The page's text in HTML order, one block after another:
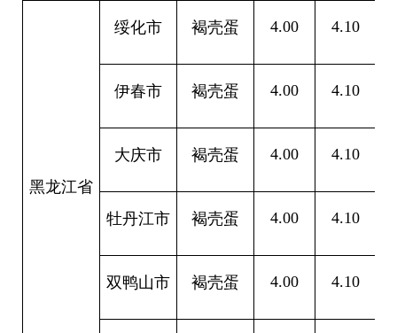
黑龙江省
绥化市 褐壳蛋 4.00 4.10
伊春市 褐壳蛋 4.00 4.10
大庆市 褐壳蛋 4.00 4.10
牡丹江市 褐壳蛋 4.00 4.10
双鸭山市 褐壳蛋 4.00 4.10